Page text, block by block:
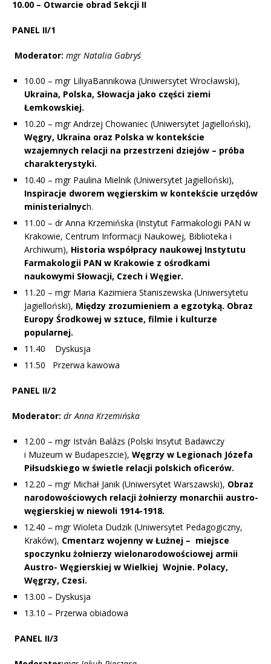
10.00 – Otwarcie obrad Sekcji II
PANEL II/1
Moderator: mgr Natalia Gabryś
10.00 – mgr LiliyaBannikowa (Uniwersytet Wrocławski),
Ukraina, Polska, Słowacja jako części ziemi
Łemkowskiej.
10.20 – mgr Andrzej Chowaniec (Uniwersytet Jagielloński),
Węgry, Ukraina oraz Polska w kontekście
wzajemnych relacji na przestrzeni dziejów – próba
charakterystyki.
10.40 – mgr Paulina Mielnik (Uniwersytet Jagielloński),
Inspiracje dworem węgierskim w kontekście urzędów
ministerialnych.
11.00 – dr Anna Krzemińska (Instytut Farmakologii PAN w
Krakowie, Centrum Informacji Naukowej, Biblioteka i
Archiwum), Historia współpracy naukowej Instytutu
Farmakologii PAN w Krakowie z ośrodkami
naukowymi Słowacji, Czech i Węgier.
11.20 – mgr Maria Kazimiera Staniszewska (Uniwersytetu
Jagielloński), Między zrozumieniem a egzotyką. Obraz
Europy Środkowej w sztuce, filmie i kulturze
popularnej.
11.40 Dyskusja
11.50 Przerwa kawowa
PANEL II/2
Moderator: dr Anna Krzemińska
12.00 – mgr István Balázs (Polski Insytut Badawczy
i Muzeum w Budapeszcie), Węgrzy w Legionach Józefa
Piłsudskiego w świetle relacji polskich oficerów.
12.20 – mgr Michał Janik (Uniwersytet Warszawski), Obraz
narodowościowych relacji żołnierzy monarchii austro-
węgierskiej w niewoli 1914-1918.
12.40 – mgr Wioleta Dudzik (Uniwersytet Pedagogiczny,
Kraków), Cmentarz wojenny w Łużnej – miejsce
spoczynku żołnierzy wielonarodowościowej armii
Austro- Węgierskiej w Wielkiej Wojnie. Polacy,
Węgrzy, Czesi.
13.00 – Dyskusja
13.10 – Przerwa obiadowa
PANEL II/3